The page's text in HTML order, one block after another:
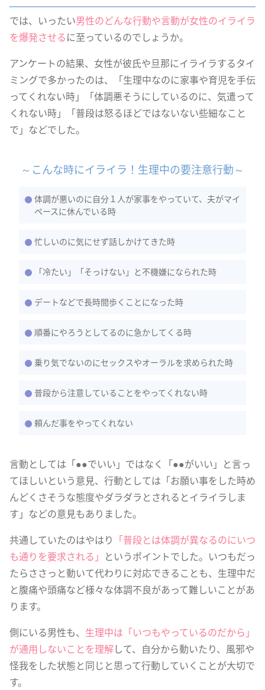
では、いったい男性のどんな行動や言動が女性のイライラ
を爆発させるに至っているのでしょうか。
アンケートの結果、女性が彼氏や旦那にイライラするタイ
ミングで多かったのは、「生理中なのに家事や育児を手伝
ってくれない時」「体調悪そうにしているのに、気遣って
くれない時」「普段は怒るほどではないない些細なこと
で」などでした。
～こんな時にイライラ！生理中の要注意行動～
体調が悪いのに自分１人が家事をやっていて、夫がマイ
ペースに休んでいる時
忙しいのに気にせず話しかけてきた時
「冷たい」「そっけない」と不機嫌になられた時
デートなどで長時間歩くことになった時
順番にやろうとしてるのに急かしてくる時
乗り気でないのにセックスやオーラルを求められた時
普段から注意していることをやってくれない時
頼んだ事をやってくれない
言動としては「●●でいい」ではなく「●●がいい」と言っ
てほしいという意見、行動としては「お願い事をした時め
んどくさそうな態度やダラダラとされるとイライラしま
す」などの意見もありました。
共通していたのはやはり 「普段とは体調が異なるのにいつ
も通りを要求される」 というポイントでした。いつもだっ
たらささっと動いて代わりに対応できることも、生理中だ
と腹痛や頭痛など様々な体調不良があって難しいことがあ
ります。
側にいる男性も、 生理中は「いつもやっているのだから」
が通用しないことを理解して、自分から動いたり、風邪や
怪我をした状態と同じと思って行動していくことが大切で
す。